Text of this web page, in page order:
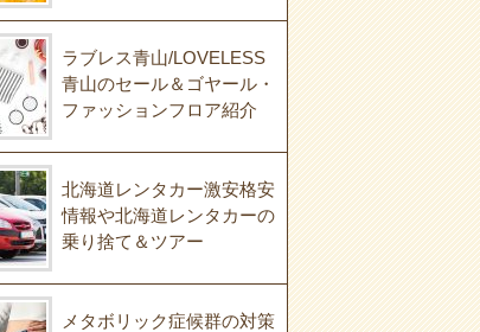
ラブレス青山/LOVELESS
青山のセール＆ゴヤール・
ファッションフロア紹介
北海道レンタカー激安格安
情報や北海道レンタカーの
乗り捨て＆ツアー
メタボリック症候群の対策